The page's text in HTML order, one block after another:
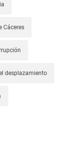
Cáceres
desplazamiento